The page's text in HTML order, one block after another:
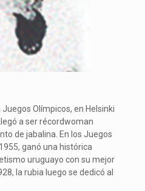
Olímpicos, en Helsinki
a ser récordwoman
de jabalina. En los Juegos
ganó una histórica
uruguayo con su mejor
la rubia luego se dedicó al